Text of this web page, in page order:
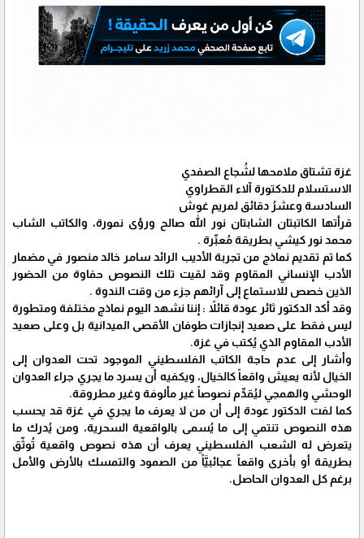
غزة تشتاق ملامحها لشُجاع الصفدي
الاستسلام للدكتورة آلاء القطراوي
السادسة وعشرُ دقائق لمريم غوش
قرأتها الكاتبتان الشابتان نور الله صالح ورؤى نمورة، والكاتب الشاب
محمد نور كيشي بطريقة مُعبِّرة .
كما تم تقديم نماذج من تجربة الأديب الرائد سامر خالد منصور في مضمار
الأدب الإنساني المقاوم وقد لقيت تلك النصوص حفاوة من الحضور
الذين خصص للاستماع إلى آرائهم جزء من وقت الندوة .
وقد أكد الدكتور ثائر عودة قائلاً : إننا نشهد اليوم نماذج مختلفة ومتطورة
ليس فقط على صعيد إنجازات طوفان الأقصى الميدانية بل وعلى صعيد
الأدب المقاوم الذي يُكتب في غزة.
وأشار إلى عدم حاجة الكاتب الفلسطيني الموجود تحت العدوان إلى
الخيال لأنه يعيش واقعاً كالخيال، ويكفيه أن يسرد ما يجري جراء العدوان
الوحشي والهمجي ليُقدِّم نصوصاً غير مألوفة وغير مطروقة.
كما لفت الدكتور عودة إلى أن من لا يعرف ما يجري في غزة قد يحسب
هذه النصوص تنتمي إلى ما يُسمى بالواقعية السحرية، ومن يُدرك ما
يتعرض له الشعب الفلسطيني يعرف أن هذه نصوص واقعية تُوثّق
بطريقة أو بأخرى واقعاً عجائبيَّاً من الصمود والتمسك بالأرض والأمل
برغم كل العدوان الحاصل.